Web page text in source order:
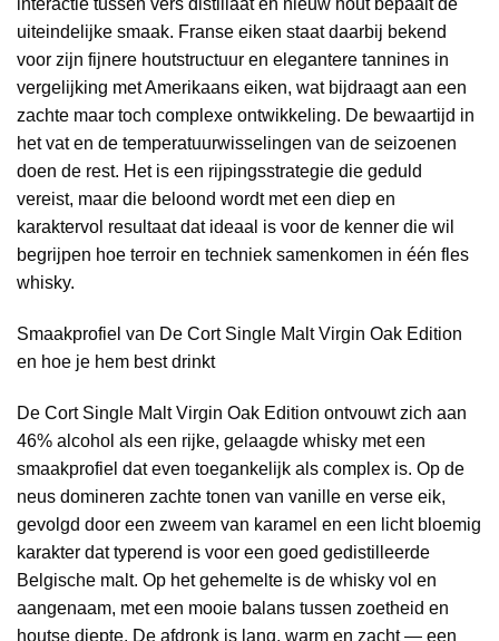
interactie tussen vers distillaat en nieuw hout bepaalt de
uiteindelijke smaak. Franse eiken staat daarbij bekend
voor zijn fijnere houtstructuur en elegantere tannines in
vergelijking met Amerikaans eiken, wat bijdraagt aan een
zachte maar toch complexe ontwikkeling. De bewaartijd in
het vat en de temperatuurwisselingen van de seizoenen
doen de rest. Het is een rijpingsstrategie die geduld
vereist, maar die beloond wordt met een diep en
karaktervol resultaat dat ideaal is voor de kenner die wil
begrijpen hoe terroir en techniek samenkomen in één fles
whisky.
Smaakprofiel van De Cort Single Malt Virgin Oak Edition
en hoe je hem best drinkt
De Cort Single Malt Virgin Oak Edition ontvouwt zich aan
46% alcohol als een rijke, gelaagde whisky met een
smaakprofiel dat even toegankelijk als complex is. Op de
neus domineren zachte tonen van vanille en verse eik,
gevolgd door een zweem van karamel en een licht bloemig
karakter dat typerend is voor een goed gedistilleerde
Belgische malt. Op het gehemelte is de whisky vol en
aangenaam, met een mooie balans tussen zoetheid en
houtse diepte. De afdronk is lang, warm en zacht — een